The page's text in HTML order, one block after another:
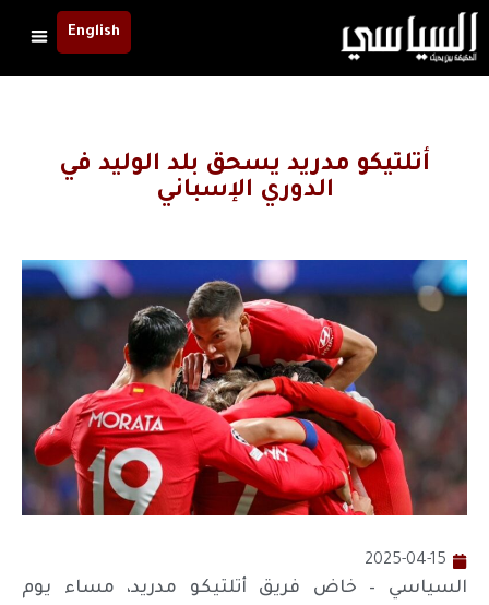
English
أتلتيكو مدريد يسحق بلد الوليد في
الدوري الإسباني
2025-04-15
السياسي – خاض فريق أتلتيكو مدريد، مساء يوم